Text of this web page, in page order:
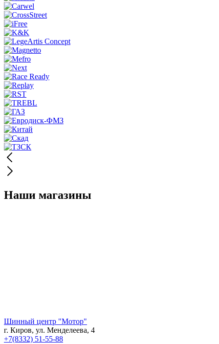
Наши магазины
Шинный центр "Мотор"
г. Киров, ул. Менделеева, 4
+7(8332) 51-55-88